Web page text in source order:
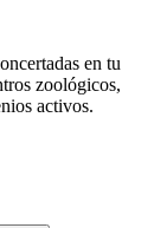
en tu
zoológicos,
activos.